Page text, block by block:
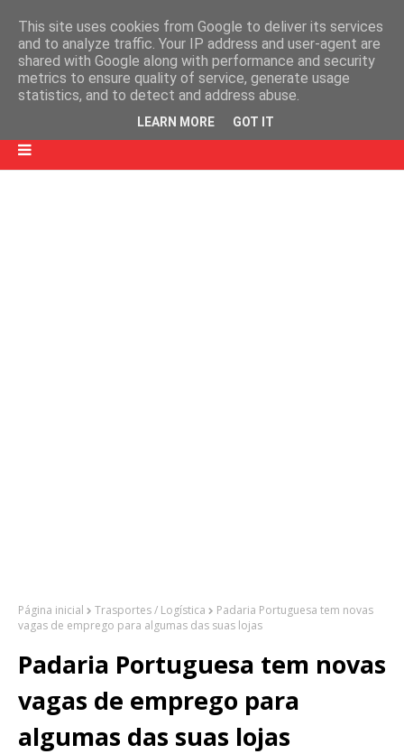
Página inicial Trasportes / Logística
Padaria Portuguesa tem novas
vagas de emprego para algumas das suas lojas
Padaria Portuguesa tem novas
vagas de emprego para
algumas das suas lojas
This site uses cookies from Google to deliver its services
and to analyze traffic. Your IP address and user-agent are
shared with Google along with performance and security
metrics to ensure quality of service, generate usage
statistics, and to detect and address abuse.
LEARN MORE GOT IT